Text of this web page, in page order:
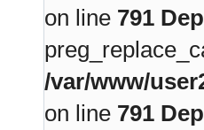
on line 791
/var/www/
on line 791